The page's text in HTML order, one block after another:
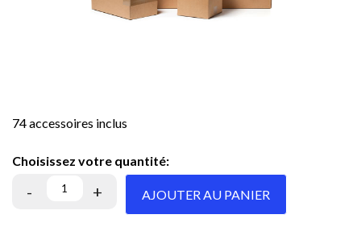
74 accessoires inclus
AJOUTER AU PANIER